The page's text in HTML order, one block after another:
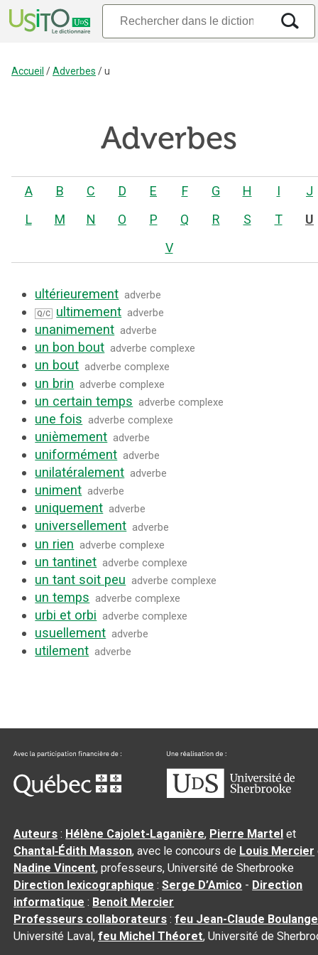
Accueil /Adverbes /u
Adverbes
A B C D E F G H I
J
L
M N O P Q R S T
U
V
ultérieurement adverbe
Q/C ultimement adverbe
unanimement adverbe
un bon bout adverbe complexe
un bout adverbe complexe
un brin adverbe complexe
un certain temps adverbe complexe
une fois adverbe complexe
unièmement adverbe
uniformément adverbe
unilatéralement adverbe
uniment adverbe
uniquement adverbe
universellement adverbe
un rien adverbe complexe
un tantinet adverbe complexe
un tant soit peu adverbe complexe
un temps adverbe complexe
urbi et orbi adverbe complexe
usuellement adverbe
utilement adverbe
Auteurs : Hélène Cajolet-Laganière, Pierre Martel et
Chantal‑Édith Masson, avec le concours de Louis Mercier
Nadine Vincent, professeurs, Université de Sherbrooke
Direction lexicographique :Serge D’Amico - Direction
informatique : Benoit Mercier
Professeurs collaborateurs :feu Jean-Claude
Université Laval,feu Michel Théoret, Université de